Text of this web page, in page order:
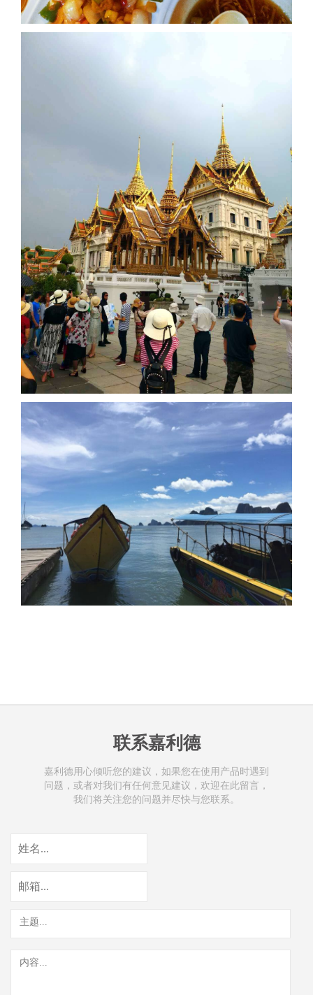
联系嘉利德
嘉利德用心倾听您的建议，如果您在使用产品时遇到
问题，或者对我们有任何意见建议，欢迎在此留言，
我们将关注您的问题并尽快与您联系。